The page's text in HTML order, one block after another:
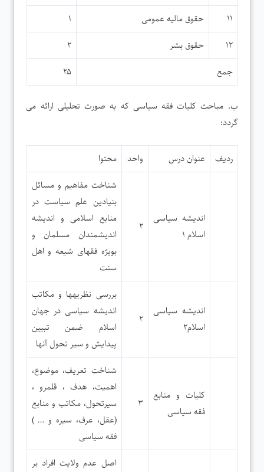
۱۱
حقوق مالیه عمومی
۱
۱۲
حقوق بشر
۲
جمع
۲۵
ب. مباحث کلیات فقه سیاسی که به صورت تحلیلی ارائه می
گردد:
ردیف عنوان درس واحد محتوا
اندیشه سیاسی
اسلام ۱
۲
شناخت مفاهیم و مسائل
بنیادین علم سیاست در
منابع اسلامی و اندیشه
اندیشمندان مسلمان و
بویژه فقهای شیعه و اهل
سنت
اندیشه سیاسی
اسلام۲
۲
بررسی نظریه­ها و مکاتب
اندیشه سیاسی در جهان
اسلام ضمن تبیین
پیدایش و سیر تحول آنها
کلیات و منابع
فقه سیاسی
۳
شناخت تعریف، موضوع،
اهمیت، هدف ، قلمرو ،
سیرتحول، مکاتب و منابع
(عقل، عرف، سیره و … )
فقه سیاسی
اصل عدم ولایت افراد بر